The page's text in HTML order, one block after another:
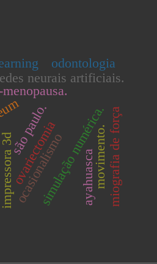
3d simulação numérica.
ovariectomia miografia de força
neurais artificiais.
ayahuasca
ocasionalismo movimento.
odontologia
são paulo.